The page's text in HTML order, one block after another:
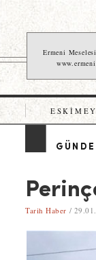
Ermeni
Tarih Haber /